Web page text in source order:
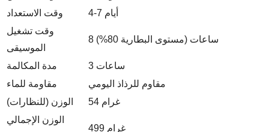
وقت الاستعداد
4-7 أيام
وقت تشغيل
الموسيقى
8 ساعات (مستوى البطارية 80%)
مدة المكالمة
3 ساعات
مقاومة للماء
مقاوم للرذاذ اليومي
الوزن (للنظارات)
54 غرام
الوزن الإجمالي
499 غرام